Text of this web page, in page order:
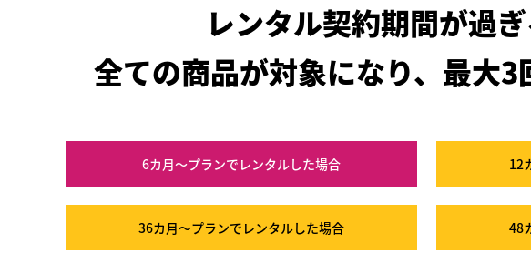
レンタル契約期間が過
全ての商品が対象になり、最大3
6カ月～プランでレンタルした場合 12
36カ月～プランでレンタルした場合 48